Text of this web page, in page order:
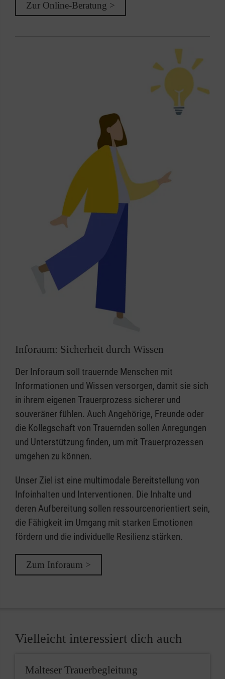
Zur Online-Beratung >
Inforaum: Sicherheit durch Wissen
Der Inforaum soll trauernde Menschen mit
Informationen und Wissen versorgen, damit sie sich
in ihrem eigenen Trauerprozess sicherer und
souveräner fühlen. Auch Angehörige, Freunde oder
die Kollegschaft von Trauernden sollen Anregungen
und Unterstützung finden, um mit Trauerprozessen
umgehen zu können.
Unser Ziel ist eine multimodale Bereitstellung von
Infoinhalten und Interventionen. Die Inhalte und
deren Aufbereitung sollen ressourcenorientiert sein,
die Fähigkeit im Umgang mit starken Emotionen
fördern und die individuelle Resilienz stärken.
Zum Inforaum >
Vielleicht interessiert dich auch
Malteser Trauerbegleitung